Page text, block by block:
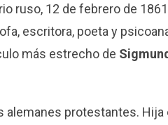
ruso, 12 de febrero de
escritora, poeta y
más estrecho de
alemanes protestantes. Hija